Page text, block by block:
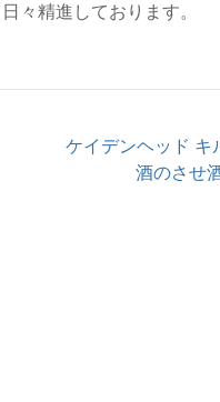
々精進しております。
ケイデンヘッド キ
酒のさせ